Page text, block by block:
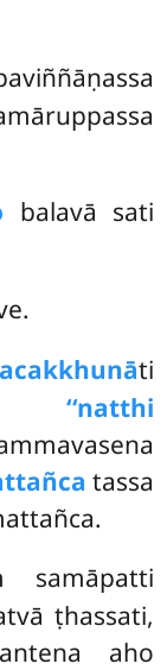
balavā sati
ti
‘‘natthi
tassa
ṭhassati,
aho